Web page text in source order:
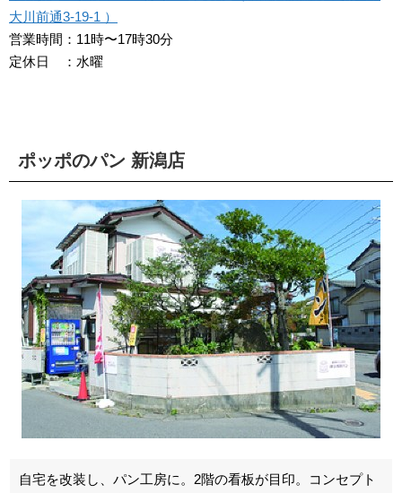
大川前通3-19-1 ）
営業時間：11時〜17時30分
定休日 ：水曜
ポッポのパン 新潟店
自宅を改装し、パン工房に。2階の看板が目印。コンセプト